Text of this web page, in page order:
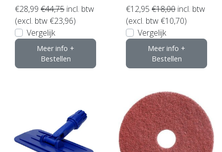
€28,99 €44,75 incl. btw
(excl. btw €23,96)
Vergelijk
Meer info +
Bestellen
€12,95 €18,00 incl. btw
(excl. btw €10,70)
Vergelijk
Meer info +
Bestellen